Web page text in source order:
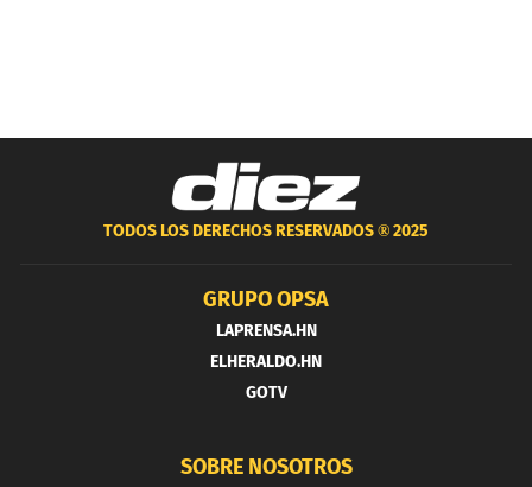
TODOS LOS DERECHOS RESERVADOS ®2025
GRUPO OPSA
LAPRENSA.HN
ELHERALDO.HN
GOTV
SOBRE NOSOTROS